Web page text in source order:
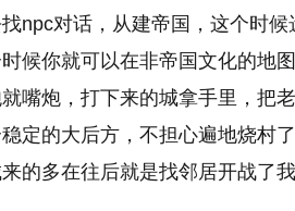
npc对话，从建帝国，这个时
候你就可以在非帝国文化的地
嘴炮，打下来的城拿手里，把
定的大后方，不担心遍地烧村
的多在往后就是找邻居开战了